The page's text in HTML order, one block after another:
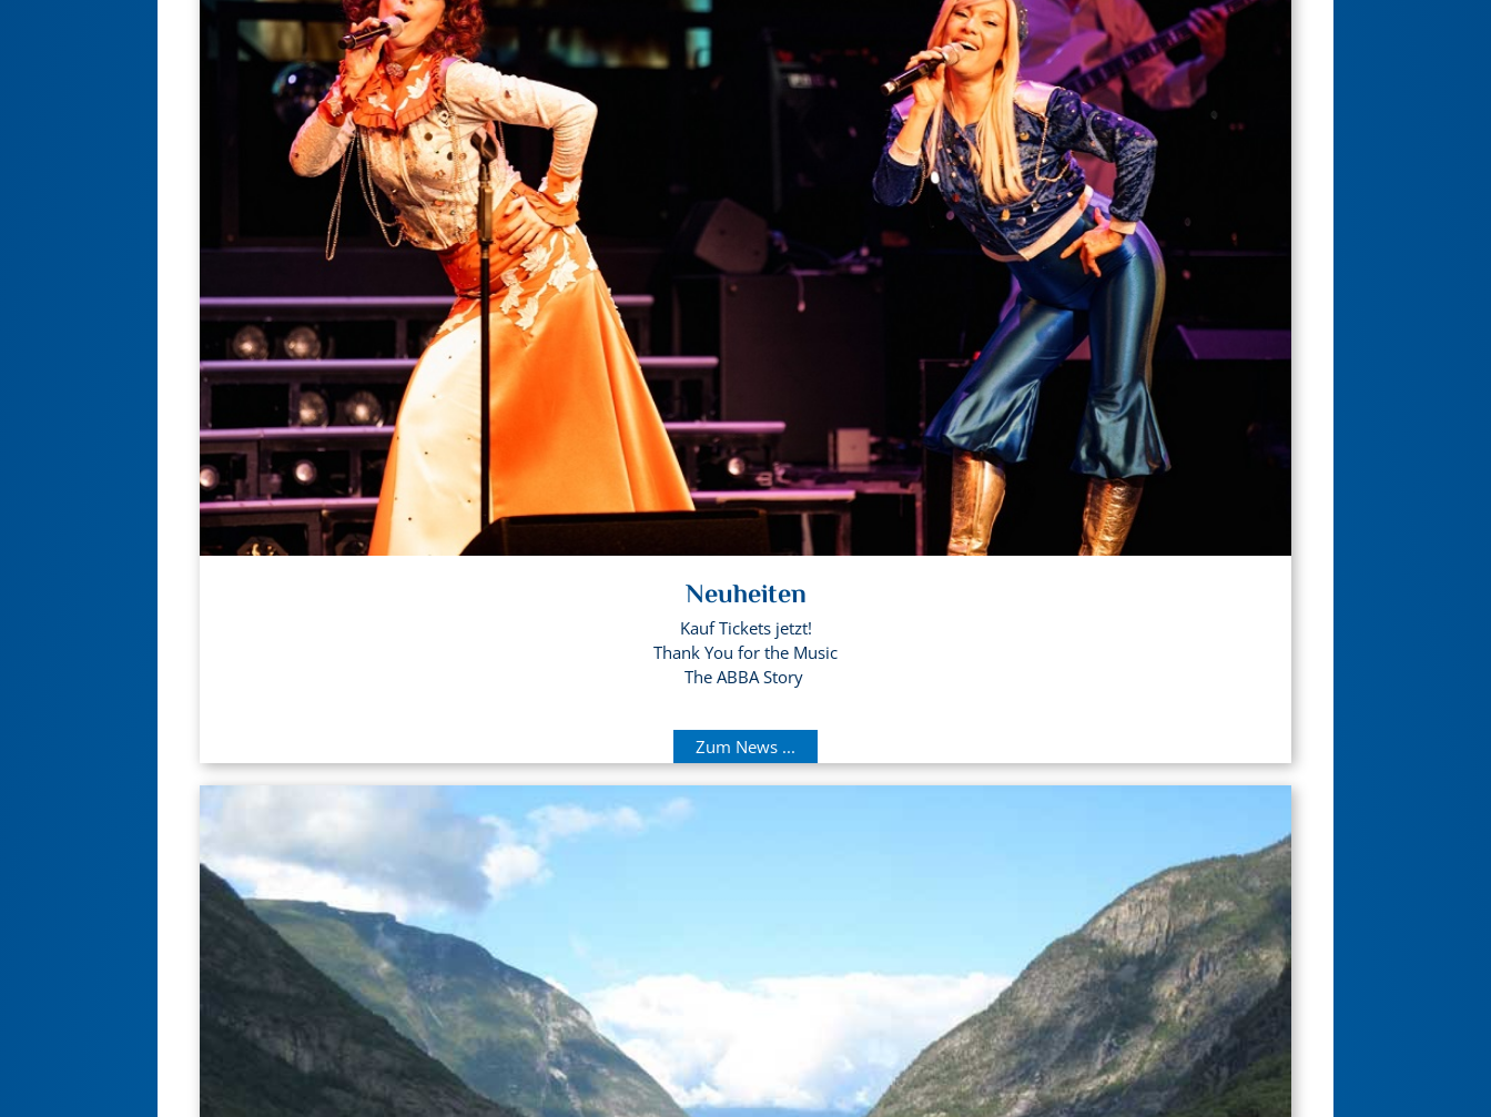
Neuheiten
Kauf Tickets jetzt!
Thank You for the Music
The ABBA Story
Zum News ...